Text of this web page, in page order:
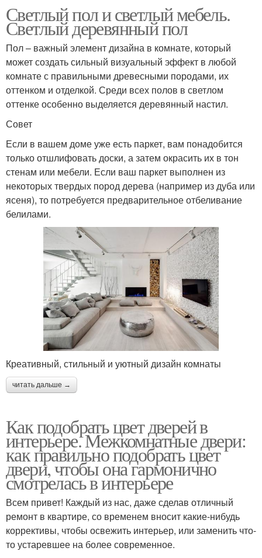
Светлый пол и светлый мебель.
Светлый деревянный пол
Пол – важный элемент дизайна в комнате, который
может создать сильный визуальный эффект в любой
комнате с правильными древесными породами, их
оттенком и отделкой. Среди всех полов в светлом
оттенке особенно выделяется деревянный настил.
Совет
Если в вашем доме уже есть паркет, вам понадобится
только отшлифовать доски, а затем окрасить их в тон
стенам или мебели. Если ваш паркет выполнен из
некоторых твердых пород дерева (например из дуба или
ясеня), то потребуется предварительное отбеливание
белилами.
Креативный, стильный и уютный дизайн комнаты
читать дальше →
Как подобрать цвет дверей в
интерьере. Межкомнатные двери:
как правильно подобрать цвет
двери, чтобы она гармонично
смотрелась в интерьере
Всем привет! Каждый из нас, даже сделав отличный
ремонт в квартире, со временем вносит какие-нибудь
коррективы, чтобы освежить интерьер, или заменить что-
то устаревшее на более современное.